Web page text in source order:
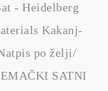
- Heidelberg
Kakanj-
po želji/
SATNI